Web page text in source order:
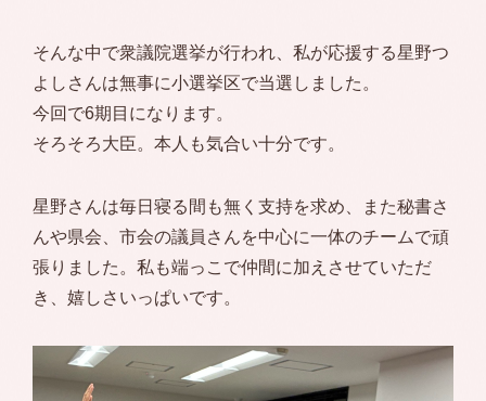
そんな中で衆議院選挙が行われ、私が応援する星野つ
よしさんは無事に小選挙区で当選しました。
今回で6期目になります。
そろそろ大臣。本人も気合い十分です。
星野さんは毎日寝る間も無く支持を求め、また秘書さ
んや県会、市会の議員さんを中心に一体のチームで頑
張りました。私も端っこで仲間に加えさせていただ
き、嬉しさいっぱいです。